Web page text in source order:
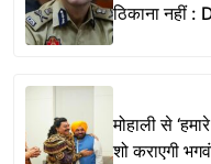
ठिकाना नहीं :
मोहाली से
शो कराएगी